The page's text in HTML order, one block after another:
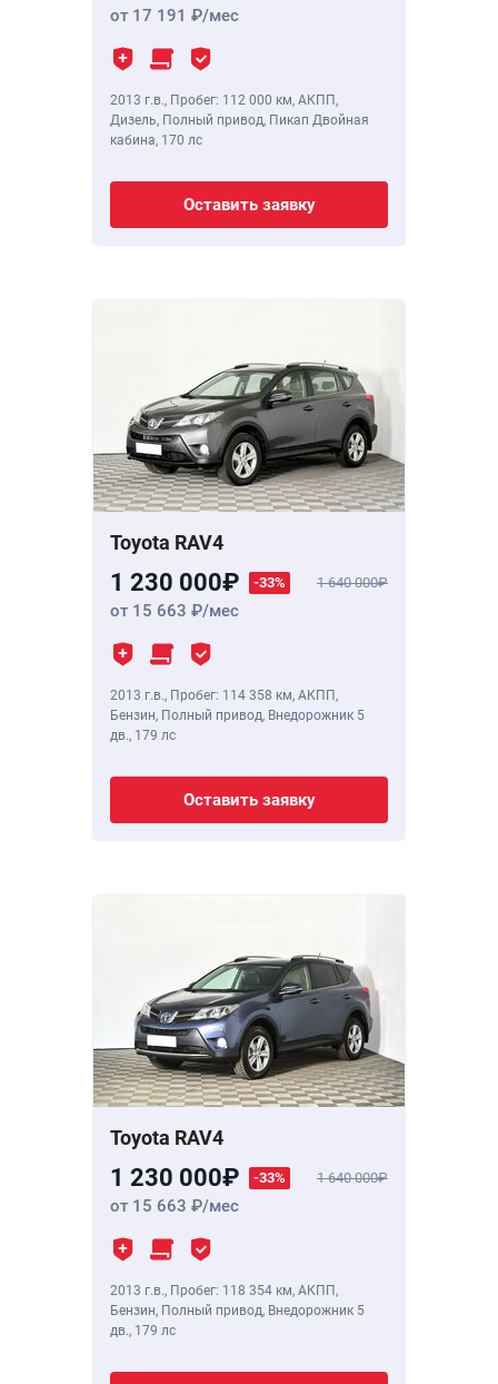
от 17 191 /мес
2013 г.в., Пробег: 112 000 км, АКПП,
Дизель, Полный привод, Пикап Двойная
кабина, 170 лс
Оставить заявку
Toyota RAV4
1 230 000 -33% 1 640 000
от 15 663 /мес
2013 г.в., Пробег: 114 358 км, АКПП,
Бензин, Полный привод, Внедорожник 5
дв., 179 лс
Оставить заявку
Toyota RAV4
1 230 000 -33% 1 640 000
от 15 663 /мес
2013 г.в., Пробег: 118 354 км, АКПП,
Бензин, Полный привод, Внедорожник 5
дв., 179 лс